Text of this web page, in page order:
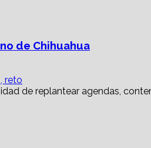
de Chihuahua
reto